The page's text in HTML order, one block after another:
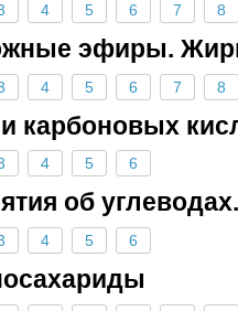
4 5 6 7 8
эфиры.
4 5 6 7 8
карбоновых
4 5 6
об
4 5 6